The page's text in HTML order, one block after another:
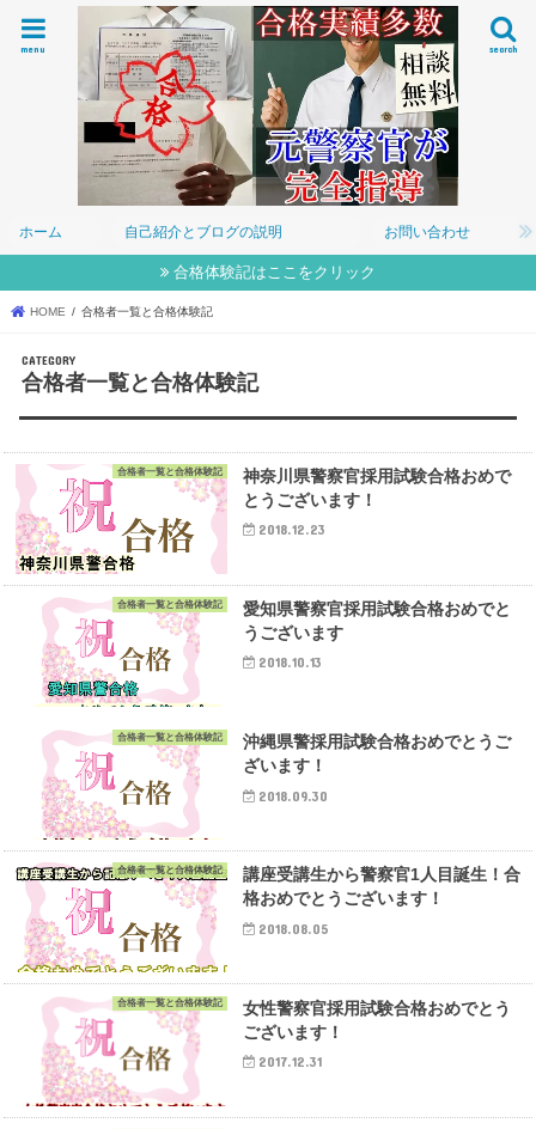
search
menu
ホーム 自己紹介とブログの説明 お問い合わせ
合格体験記はここをクリック
HOME 合格者一覧と合格体験記
合格者一覧と合格体験記
合格者一覧と合格体験記
神奈川県警察官採用試験合格おめで
とうございます！
2018.12.23
合格者一覧と合格体験記
愛知県警察官採用試験合格おめでと
うございます
2018.10.13
合格者一覧と合格体験記
沖縄県警採用試験合格おめでとうご
ざいます！
2018.09.30
合格者一覧と合格体験記
講座受講生から警察官1人目誕生！合
格おめでとうございます！
2018.08.05
合格者一覧と合格体験記
女性警察官採用試験合格おめでとう
ございます！
2017.12.31